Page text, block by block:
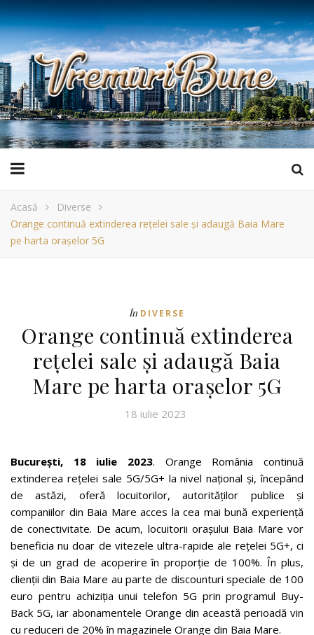
Acasă
Diverse
Orange continuă extinderea rețelei sale și adaugă Baia Mare
pe harta orașelor 5G
În DIVERSE
Orange continuă extinderea
rețelei sale și adaugă Baia
Mare pe harta orașelor 5G
18 iulie 2023
București, 18 iulie 2023. Orange România continuă
extinderea rețelei sale 5G/5G+ la nivel național și, începând
de astăzi, oferă locuitorilor, autorităților publice și
companiilor din Baia Mare acces la cea mai bună experiență
de conectivitate. De acum, locuitorii orașului Baia Mare vor
beneficia nu doar de vitezele ultra-rapide ale rețelei 5G+, ci
și de un grad de acoperire în proporție de 100%. În plus,
clienții din Baia Mare au parte de discounturi speciale de 100
euro pentru achiziția unui telefon 5G prin programul Buy-
Back 5G, iar abonamentele Orange din această perioadă vin
cu reduceri de 20% în magazinele Orange din Baia Mare.